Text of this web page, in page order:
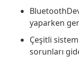
yaparken
Çeşitli
sorunları